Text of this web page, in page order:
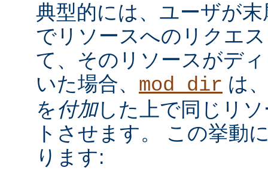
典型的には、ユーザが
でリソースへのリクエ
て、そのリソースがデ
いた場合、 mod_dir は
を付加した上で同じリ
トさせます。 この挙動
ります: